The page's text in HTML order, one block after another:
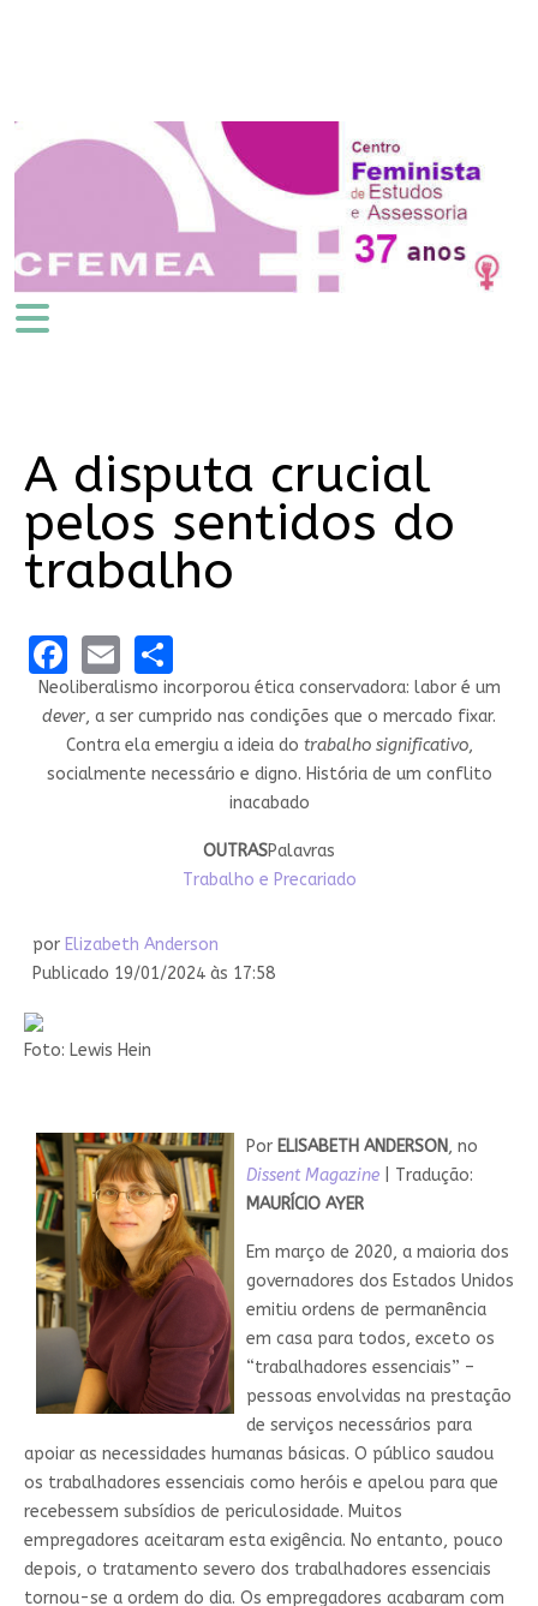
A disputa crucial
pelos sentidos do
trabalho
Facebook
EmailShare
Neoliberalismo incorporou ética conservadora: labor é um
dever, a ser cumprido nas condições que o mercado fixar.
Contra ela emergiu a ideia do trabalho significativo,
socialmente necessário e digno. História de um conflito
inacabado
OUTRASPalavras
Trabalho e Precariado
por Elizabeth Anderson
Publicado 19/01/2024 às 17:58
Foto: Lewis Hein
Por ELISABETH ANDERSON, no
Dissent Magazine| Tradução:
MAURÍCIO AYER
Em março de 2020, a maioria dos
governadores dos Estados Unidos
emitiu ordens de permanência
em casa para todos, exceto os
“trabalhadores essenciais” –
pessoas envolvidas na prestação
de serviços necessários para
apoiar as necessidades humanas básicas. O público saudou
os trabalhadores essenciais como heróis e apelou para que
recebessem subsídios de periculosidade. Muitos
empregadores aceitaram esta exigência. No entanto, pouco
depois, o tratamento severo dos trabalhadores essenciais
tornou-se a ordem do dia. Os empregadores acabaram com